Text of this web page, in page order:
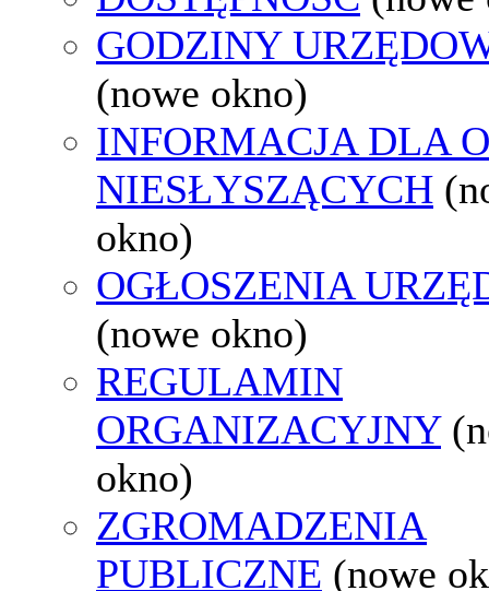
GODZINY
(nowe okno)
INFORMACJA DLA
NIESŁYSZĄCYCH
okno)
OGŁOSZENIA
(nowe okno)
REGULAMIN
ORGANIZACYJNY
okno)
ZGROMADZENIA
PUBLICZNE (nowe